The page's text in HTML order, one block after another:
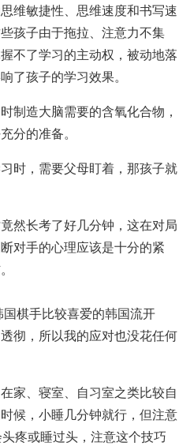
维敏捷性、思维速度和书写速
孩子由于拖拉、注意力不集
不了学习的主动权，被动地落
了孩子的学习效果。
制造大脑需要的含氧化合物，
分的准备。
时，需要父母盯着，那孩子就
然长考了好几分钟，这在对局
对手的心理应该是十分的紧
棋手比较喜爱的韩国流开
彻，所以我的应对也没花任何
家、寝室、自习室之类比较自
候，小睡几分钟就行，但注意
疼或睡过头，注意这个技巧